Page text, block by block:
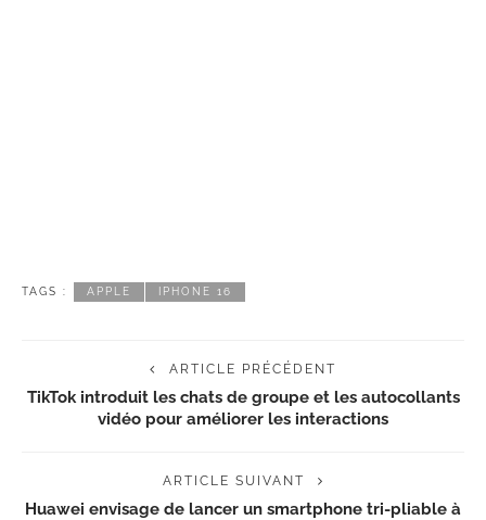
TAGS : APPLE IPHONE 16
ARTICLE PRÉCÉDENT
TikTok introduit les chats de groupe et les autocollants
vidéo pour améliorer les interactions
ARTICLE SUIVANT
Huawei envisage de lancer un smartphone tri-pliable à